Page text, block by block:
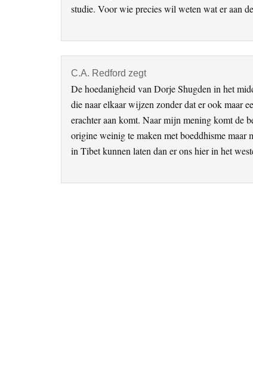
studie. Voor wie precies wil weten wat er aan
C.A. Redford zegt
De hoedanigheid van Dorje Shugden in het
die naar elkaar wijzen zonder dat er ook maar
erachter aan komt. Naar mijn mening komt de
origine weinig te maken met boeddhisme maar
in Tibet kunnen laten dan er ons hier in het